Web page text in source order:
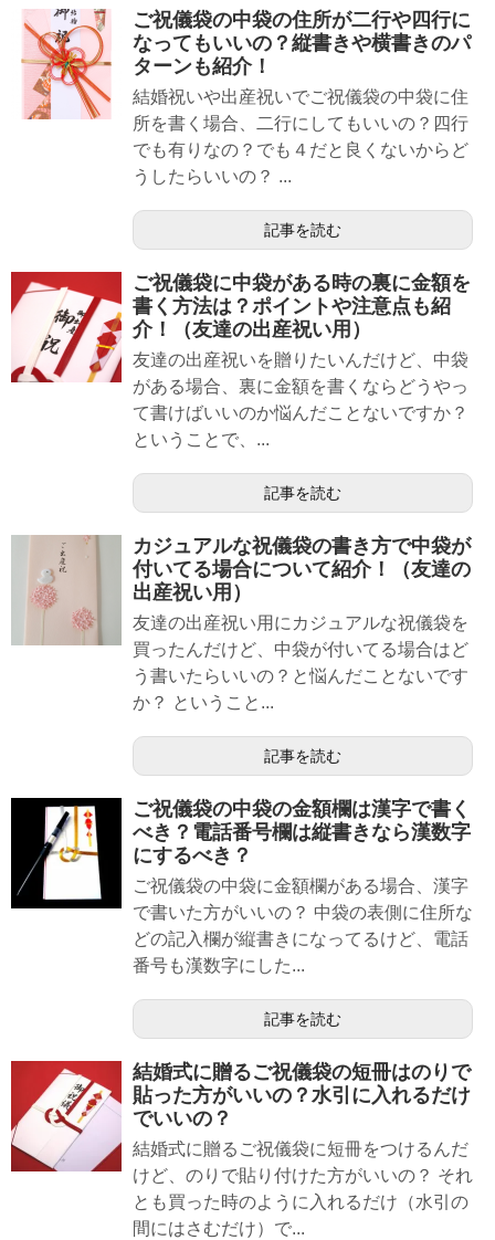
ご祝儀袋の中袋の住所が二行や四行に
なってもいいの？縦書きや横書きのパ
ターンも紹介！
結婚祝いや出産祝いでご祝儀袋の中袋に住
所を書く場合、二行にしてもいいの？四行
でも有りなの？でも４だと良くないからど
うしたらいいの？ ...
記事を読む
ご祝儀袋に中袋がある時の裏に金額を
書く方法は？ポイントや注意点も紹
介！（友達の出産祝い用）
友達の出産祝いを贈りたいんだけど、中袋
がある場合、裏に金額を書くならどうやっ
て書けばいいのか悩んだことないですか？
ということで、...
記事を読む
カジュアルな祝儀袋の書き方で中袋が
付いてる場合について紹介！（友達の
出産祝い用）
友達の出産祝い用にカジュアルな祝儀袋を
買ったんだけど、中袋が付いてる場合はど
う書いたらいいの？と悩んだことないです
か？ ということ...
記事を読む
ご祝儀袋の中袋の金額欄は漢字で書く
べき？電話番号欄は縦書きなら漢数字
にするべき？
ご祝儀袋の中袋に金額欄がある場合、漢字
で書いた方がいいの？ 中袋の表側に住所な
どの記入欄が縦書きになってるけど、電話
番号も漢数字にした...
記事を読む
結婚式に贈るご祝儀袋の短冊はのりで
貼った方がいいの？水引に入れるだけ
でいいの？
結婚式に贈るご祝儀袋に短冊をつけるんだ
けど、のりで貼り付けた方がいいの？ それ
とも買った時のように入れるだけ（水引の
間にはさむだけ）で...